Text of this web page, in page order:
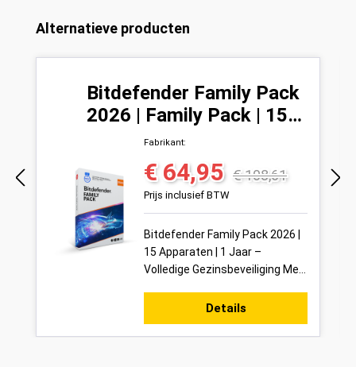
Productgalerij overslaan
Alternatieve producten
Bitdefender Family Pack
2026 | Family Pack | 15
Apparaten | 1 Jaar
Fabrikant:
Verkoopprijs:
€ 64,95 Normale prijs:
€ 108,61
Prijs inclusief BTW
Bitdefender Family Pack 2026 |
15 Apparaten | 1 Jaar –
Volledige Gezinsbeveiliging Met
2026 beveilig je in één keer tot
15...
Details